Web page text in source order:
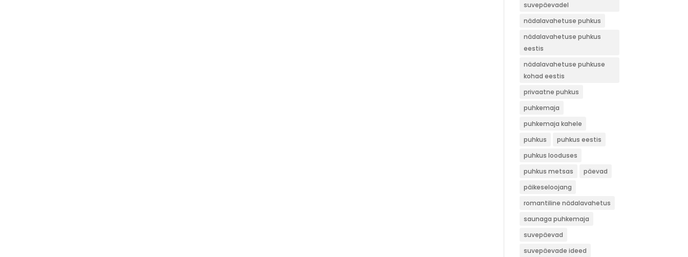
suvepäevadel
nädalavahetuse puhkus
nädalavahetuse puhkus
eestis
nädalavahetuse puhkuse
kohad eestis
privaatne puhkus
puhkemaja
puhkemaja kahele
puhkus
puhkus eestis
puhkus looduses
puhkus metsas
päevad
päikeseloojang
romantiline nädalavahetus
saunaga puhkemaja
suvepäevad
suvepäevade ideed